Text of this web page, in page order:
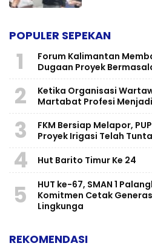
POPULER SEPEKAN
1
Forum Kalimantan
Dugaan Proyek
2
Ketika Organisasi
Martabat Profesi
3
FKM Bersiap Melapor,
Proyek Irigasi Telah
4 Hut Barito Timur Ke 24
5
HUT ke-67, SMAN 1
Komitmen Cetak
Lingkunga
REKOMENDASI